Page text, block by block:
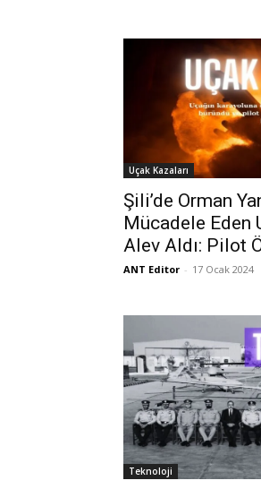
Uçak Kazaları
Şili’de Orman
Mücadele Eden
Alev Aldı: Pilot
ANT Editor - 17 Ocak 2024
Teknoloji